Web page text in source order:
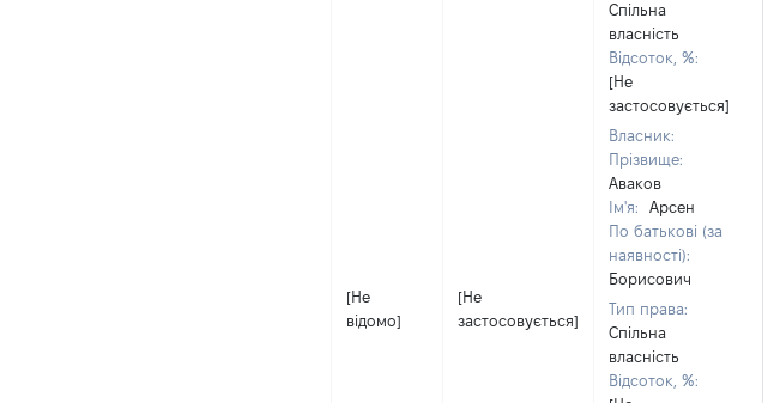
[Не
відомо]
[Не
застосовується]
Спільна
власність
Відсоток, %:
[Не
застосовується]
Власник:
Прізвище:
Аваков
Ім'я:
Арсен
По батькові (за
наявності):
Борисович
Тип права:
Спільна
власність
Відсоток, %: